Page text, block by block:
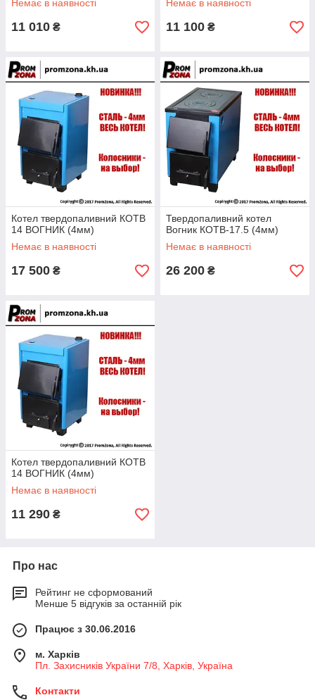
Немає в наявності
11 010 ₴
Немає в наявності
11 100 ₴
Котел твердопаливний КОТВ
14 ВОГНИК (4мм)
Немає в наявності
17 500 ₴
Твердопаливний котел
Вогник КОТВ-17.5 (4мм)
Немає в наявності
26 200 ₴
Котел твердопаливний КОТВ
14 ВОГНИК (4мм)
Немає в наявності
11 290 ₴
Про нас
Рейтинг не сформований
Менше 5 відгуків за останній рік
Працює з 30.06.2016
м. Харків
Пл. Захисників України 7/8, Харків, Україна
Контакти